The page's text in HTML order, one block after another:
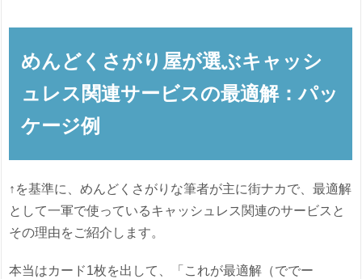
めんどくさがり屋が選ぶキャッシ
ュレス関連サービスの最適解：パッ
ケージ例
↑を基準に、めんどくさがりな筆者が主に街ナカで、最適解
として一軍で使っているキャッシュレス関連のサービスと
その理由をご紹介します。
本当はカード1枚を出して、「これが最適解（ででー